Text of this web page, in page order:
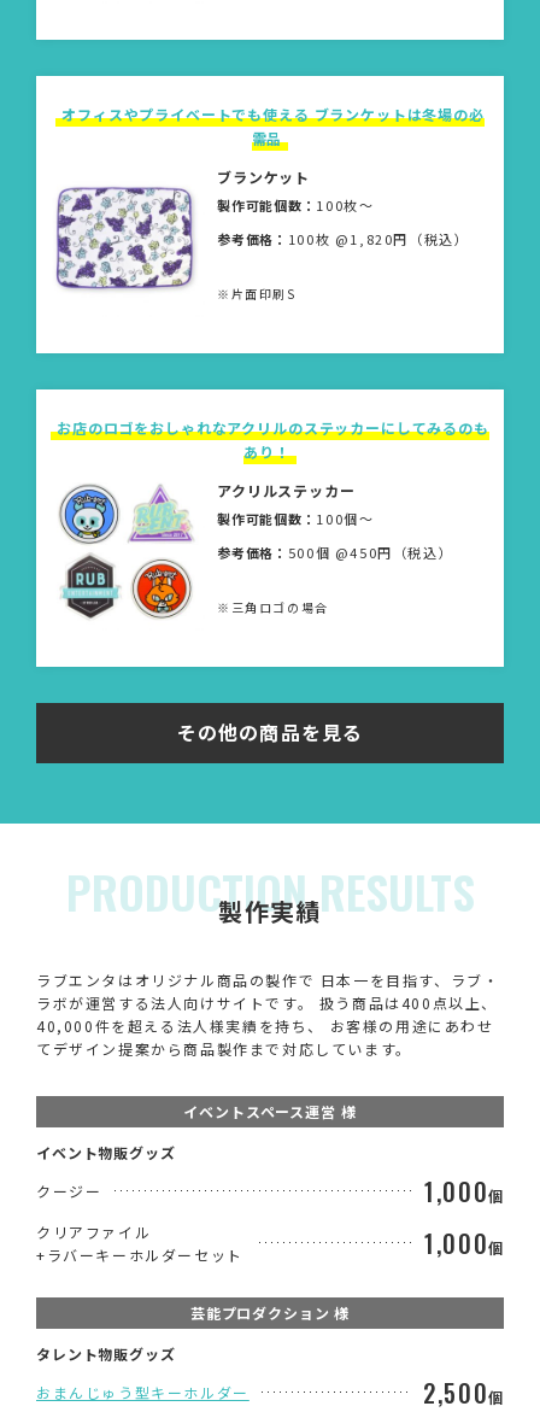
オフィスやプライベートでも使える ブランケットは冬場の必
需品
ブランケット
製作可能個数： 100枚〜
参考価格： 100枚 @1,820円（税込）
※片面印刷S
お店のロゴをおしゃれなアクリルのステッカーにしてみるのも
あり！
アクリルステッカー
製作可能個数： 100個〜
参考価格： 500個 @450円（税込）
※三角ロゴの場合
その他の商品を見る
PRODUCTION RESULTS
製作実績
ラブエンタはオリジナル商品の製作で 日本一を目指す、ラブ・
ラボが運営する法人向けサイトです。 扱う商品は400点以上、
40,000件を超える法人様実績を持ち、 お客様の用途にあわせ
てデザイン提案から商品製作まで対応しています。
イベントスペース運営 様
イベント物販グッズ
クージー
1,000個
クリアファイル
+ラバーキーホルダーセット
1,000個
芸能プロダクション 様
タレント物販グッズ
おまんじゅう型キーホルダー
2,500個